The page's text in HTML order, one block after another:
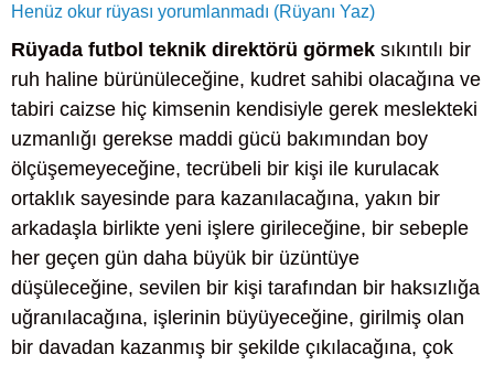
Henüz okur rüyası yorumlanmadı (Rüyanı Yaz)
Rüyada futbol teknik direktörü görmek sıkıntılı bir
ruh haline bürünüleceğine, kudret sahibi olacağına ve
tabiri caizse hiç kimsenin kendisiyle gerek meslekteki
uzmanlığı gerekse maddi gücü bakımından boy
ölçüşemeyeceğine, tecrübeli bir kişi ile kurulacak
ortaklık sayesinde para kazanılacağına, yakın bir
arkadaşla birlikte yeni işlere girileceğine, bir sebeple
her geçen gün daha büyük bir üzüntüye
düşüleceğine, sevilen bir kişi tarafından bir haksızlığa
uğranılacağına, işlerinin büyüyeceğine, girilmiş olan
bir davadan kazanmış bir şekilde çıkılacağına, çok